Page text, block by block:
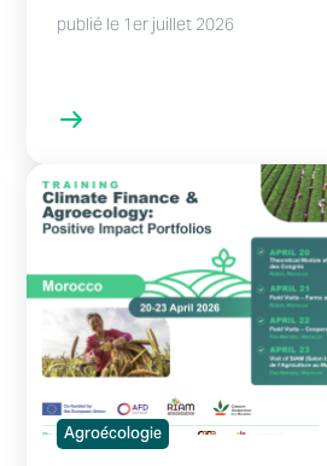
publié le 1er juillet 2026
Agroécologie